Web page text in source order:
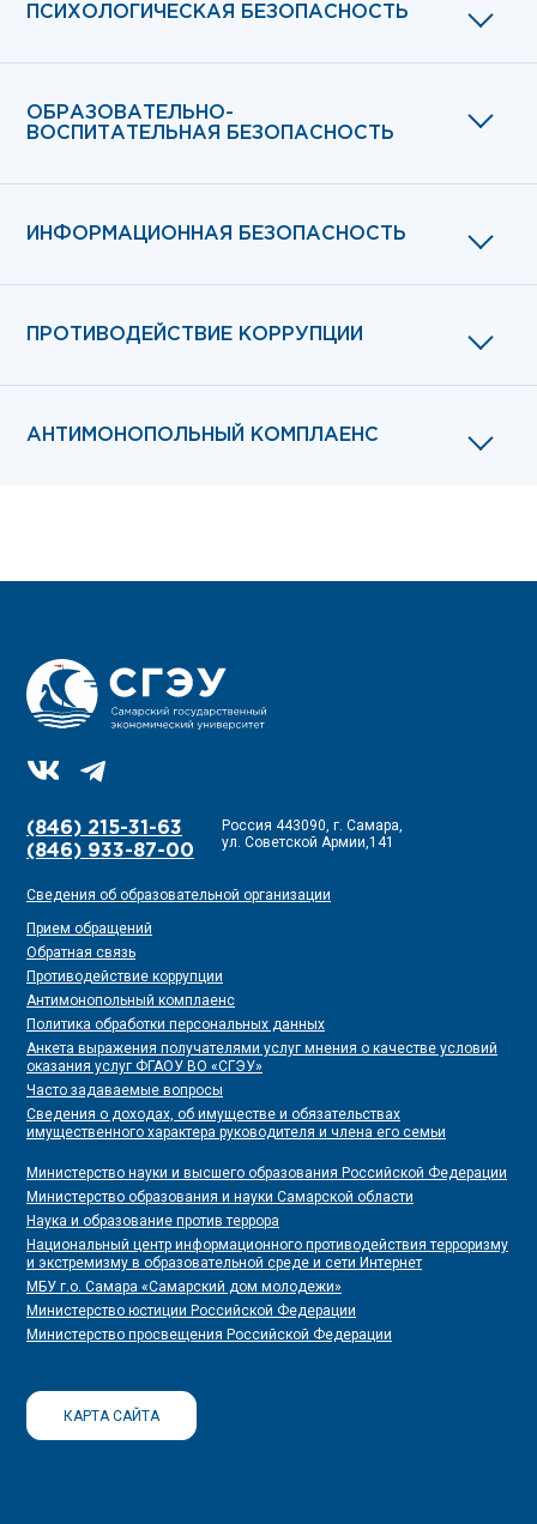
ПСИХОЛОГИЧЕСКАЯ БЕЗОПАСНОСТЬ
ОБРАЗОВАТЕЛЬНО-
ВОСПИТАТЕЛЬНАЯ БЕЗОПАСНОСТЬ
ИНФОРМАЦИОННАЯ БЕЗОПАСНОСТЬ
ПРОТИВОДЕЙСТВИЕ КОРРУПЦИИ
АНТИМОНОПОЛЬНЫЙ КОМПЛАЕНС
(846) 215-31-63
(846) 933-87-00
Россия 443090, г. Самара,
ул. Советской Армии,141
Сведения об образовательной организации
Прием обращений
Обратная связь
Противодействие коррупции
Антимонопольный комплаенс
Политика обработки персональных данных
Анкета выражения получателями услуг мнения о качестве условий
оказания услуг ФГАОУ ВО «СГЭУ»
Часто задаваемые вопросы
Сведения о доходах, об имуществе и обязательствах
имущественного характера руководителя и члена его семьи
Министерство науки и высшего образования Российской Федерации
Министерство образования и науки Самарской области
Наука и образование против террора
Национальный центр информационного противодействия терроризму
и экстремизму в образовательной среде и сети Интернет
МБУ г.о. Самара «Самарский дом молодежи»
Министерство юстиции Российской Федерации
Министерство просвещения Российской Федерации
КАРТА САЙТА